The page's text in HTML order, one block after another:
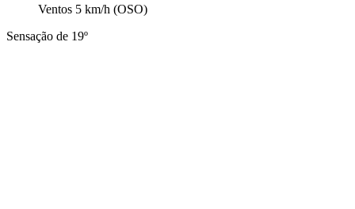
Ventos 5 km/h (OSO)
Sensação de 19º